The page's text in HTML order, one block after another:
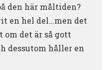
den här måltiden?
en hel del…men det
om det är så gott
dessutom håller en